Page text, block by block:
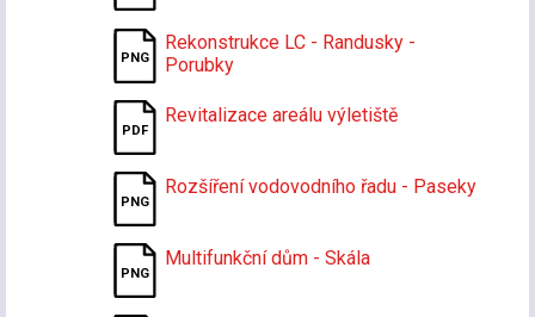
Rekonstrukce LC - Randusky -
Porubky
Revitalizace areálu výletiště
Rozšíření vodovodního řadu - Paseky
Multifunkční dům - Skála